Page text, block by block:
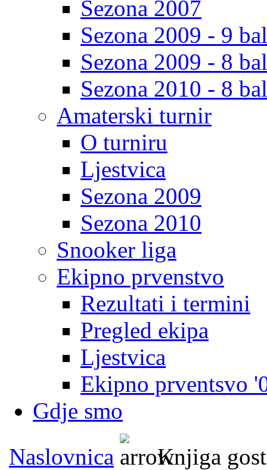
Sezona 2007
Sezona 2009 - 9
Sezona 2009 - 8
Sezona 2010 - 8
Amaterski turnir
O turniru
Ljestvica
Sezona 2009
Sezona 2010
Snooker liga
Ekipno prvenstvo
Rezultati i termini
Pregled ekipa
Ljestvica
Ekipno prventsvo
Gdje smo
Naslovnica
Knjiga